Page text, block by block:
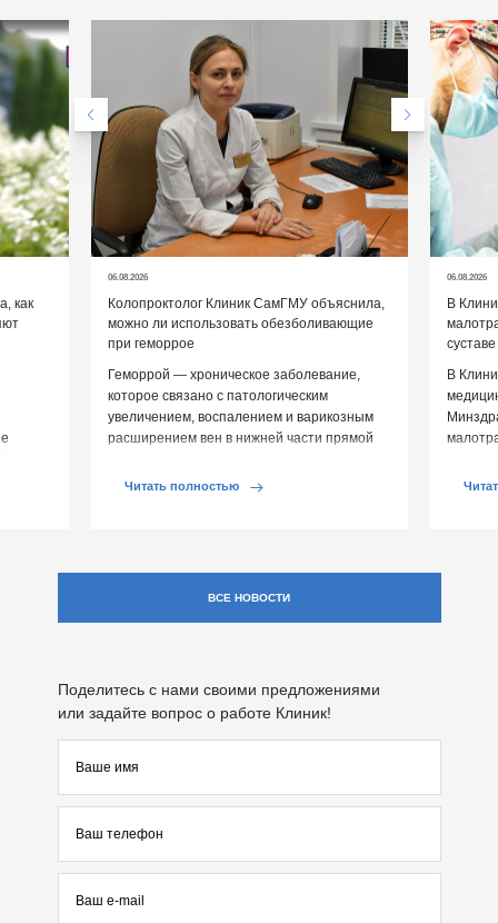
как
06.08.2026
Колопроктолог Клиник СамГМУ объяснила,
можно ли использовать обезболивающие
при геморрое
Геморрой — хроническое заболевание,
которое связано с патологическим
увеличением, воспалением и варикозным
расширением вен в нижней части прямой
обострении […]
Читать полностью
06.08.2026
В
суставе
В
ВСЕ НОВОСТИ
Поделитесь с нами своими предложениями
или задайте вопрос о работе Клиник!